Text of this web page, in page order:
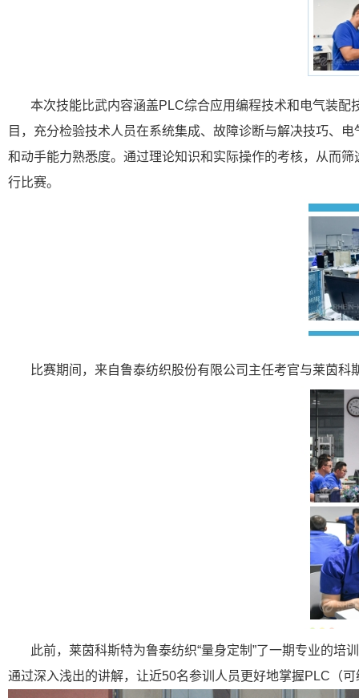
本次技能比武内容涵盖PLC综合应用编程技术和电气装
目，充分检验技术人员在系统集成、故障诊断与解决技巧、
和动手能力熟悉度。通过理论知识和实际操作的考核，从而
行比赛。
比赛期间，来自鲁泰纺织股份有限公司主任考官与莱茵
此前，莱茵科斯特为鲁泰纺织“量身定制”了一期专业的
通过深入浅出的讲解，让近50名参训人员更好地掌握PLC（